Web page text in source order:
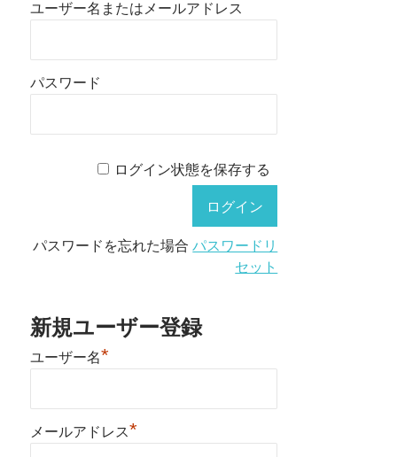
ユーザー名またはメールアドレス
パスワード
ログイン状態を保存する
パスワードを忘れた場合パスワードリ
セット
新規ユーザー登録
ユーザー名*
メールアドレス*